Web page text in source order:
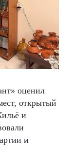
оценил
открытый
и
и